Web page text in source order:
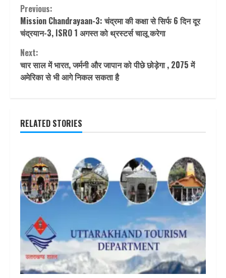
Continue
Reading
Previous:
Mission Chandrayaan-3: चंद्रमा की कक्षा से सिर्फ 6 दिन दूर
चंद्रयान-3, ISRO 1 अगस्त को थ्रस्टर्स चालू करेगा
Next:
चार साल में भारत, जर्मनी और जापान को पीछे छोड़ेगा , 2075 में
अमेरिका से भी आगे निकल सकता है
RELATED STORIES